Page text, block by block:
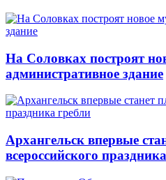
На Соловках построят
административное здание
Архангельск впервые
всероссийского